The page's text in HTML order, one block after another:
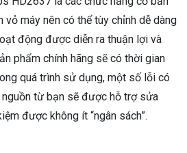
máy nên có thể tùy chỉnh dễ dàng
động được diễn ra thuận lợi và
phẩm chính hãng sẽ có thời gian
quá trình sử dụng, một số lỗi có
nguồn từ bạn sẽ được hỗ trợ sửa
được không ít “ngân sách”.